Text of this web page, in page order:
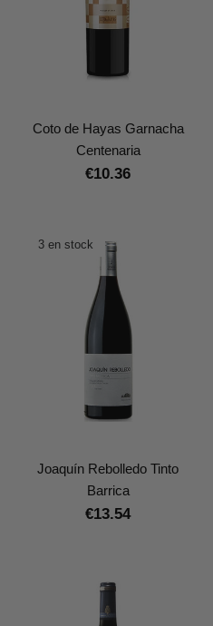
Coto de Hayas Garnacha
Centenaria
€10.36
3 en stock
Joaquín Rebolledo Tinto
Barrica
€13.54